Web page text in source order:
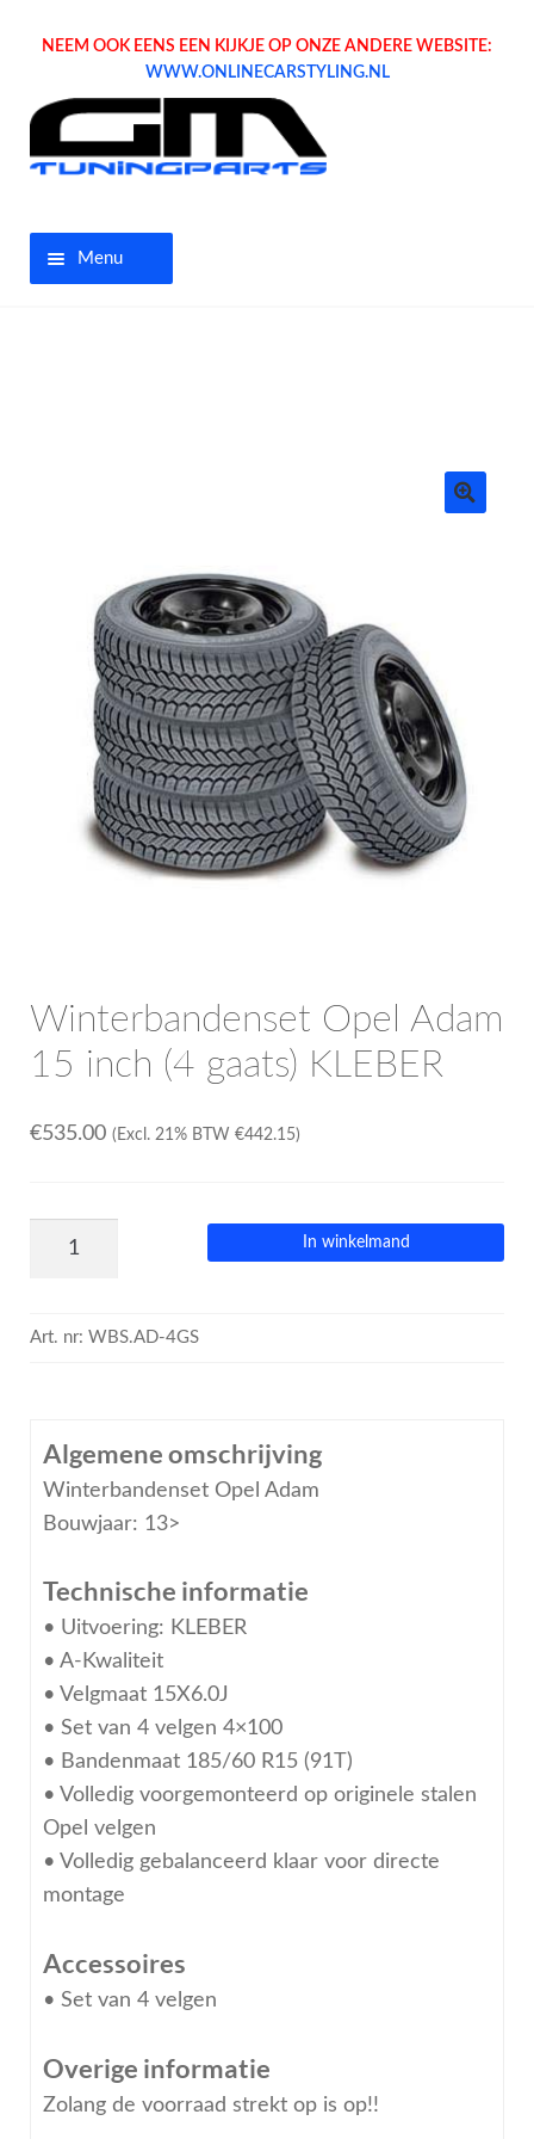
NEEM OOK EENS EEN KIJKJE OP ONZE ANDERE WEBSITE:
WWW.ONLINECARSTYLING.NL
Menu
OPC Line
Bedrijfswagen parts
Contact
Inloggen / Registreren
Winterbandenset Opel Adam
15 inch (4 gaats) KLEBER
€535.00 (Excl. 21% BTW €442.15)
In winkelmand
Art. nr: WBS.AD-4GS
Algemene omschrijving
Winterbandenset Opel Adam
Bouwjaar: 13>
Technische informatie
• Uitvoering: KLEBER
• A-Kwaliteit
• Velgmaat 15X6.0J
• Set van 4 velgen 4×100
• Bandenmaat 185/60 R15 (91T)
• Volledig voorgemonteerd op originele stalen
Opel velgen
• Volledig gebalanceerd klaar voor directe
montage
Accessoires
• Set van 4 velgen
Overige informatie
Zolang de voorraad strekt op is op!!